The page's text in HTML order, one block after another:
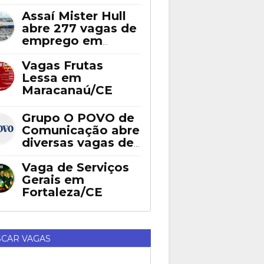
Assaí Mister Hull
abre 277 vagas de
emprego em
Vagas Frutas
Lessa em
Maracanaú/CE
Grupo O POVO de
Comunicação abre
diversas vagas de
Fortaleza
Vaga de Serviços
Gerais em
Fortaleza/CE
VAGAS